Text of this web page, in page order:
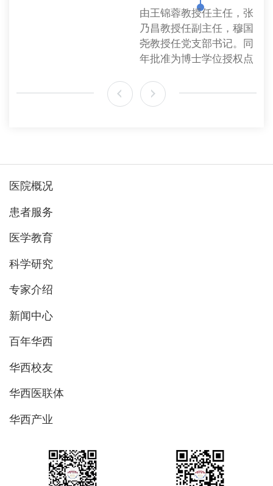
由王锦蓉教授任主任，张
乃昌教授任副主任，穆国
尧教授任党支部书记。同
年批准为博士学位授权点
医院概况
患者服务
医学教育
科学研究
专家介绍
新闻中心
百年华西
华西校友
华西医联体
华西产业